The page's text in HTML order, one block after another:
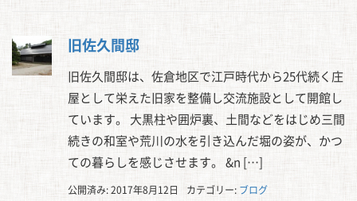
旧佐久間邸
旧佐久間邸は、佐倉地区で江戸時代から25代続く庄
屋として栄えた旧家を整備し交流施設として開館し
ています。 大黒柱や囲炉裏、土間などをはじめ三間
続きの和室や荒川の水を引き込んだ堀の姿が、かつ
ての暮らしを感じさせます。 &n […]
公開済み: 2017年8月12日 カテゴリー: ブログ